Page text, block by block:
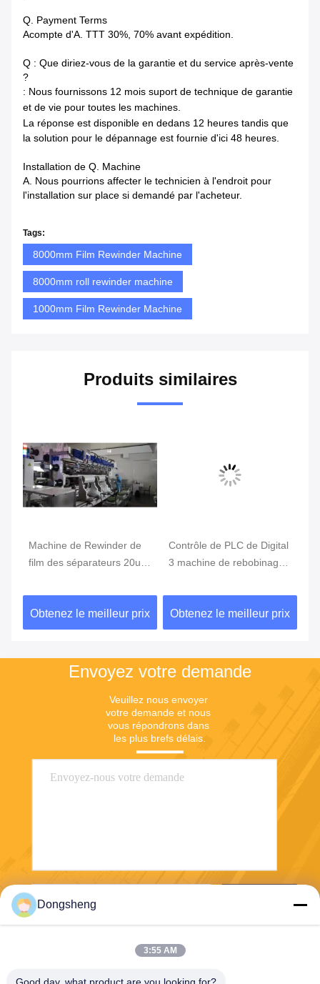
Q. Payment Terms
Acompte d'A. TTT 30%, 70% avant expédition.
Q : Que diriez-vous de la garantie et du service après-vente
?
: Nous fournissons 12 mois suport de technique de garantie
et de vie pour toutes les machines.
La réponse est disponible en dedans 12 heures tandis que
la solution pour le dépannage est fournie d'ici 48 heures.
Installation de Q. Machine
A. Nous pourrions affecter le technicien à l'endroit pour
l'installation sur place si demandé par l'acheteur.
Tags:
8000mm Film Rewinder Machine
8000mm roll rewinder machine
1000mm Film Rewinder Machine
Produits similaires
Machine de Rewinder de
film des séparateurs 20um
Obtenez le meilleur prix
Contrôle de PLC de Digital
3 machine de rebobinage
650mm, machine de
Rewinder de découpeuse
Obtenez le meilleur prix
Envoyez votre demande
Veuillez nous envoyer
votre demande et nous
vous répondrons dans
les plus brefs délais.
Dongsheng
3:55 AM